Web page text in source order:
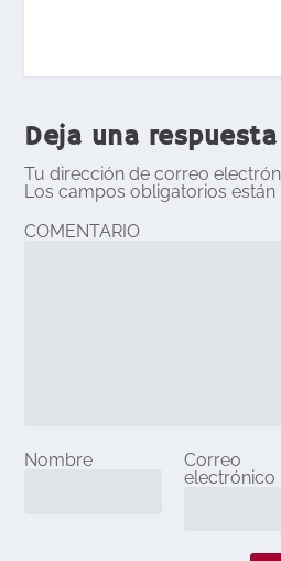
Deja una respuesta
Tu dirección de correo
Los campos obligatorios
COMENTARIO
Nombre
Correo
electrónico